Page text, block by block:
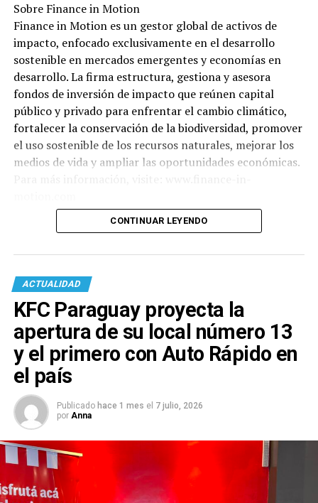
Sobre Finance in Motion
Finance in Motion es un gestor global de activos de
impacto, enfocado exclusivamente en el desarrollo
sostenible en mercados emergentes y economías en
desarrollo. La firma estructura, gestiona y asesora
fondos de inversión de impacto que reúnen capital
público y privado para enfrentar el cambio climático,
fortalecer la conservación de la biodiversidad, promover
el uso sostenible de los recursos naturales, mejorar los
medios de vida y ampliar las oportunidades económicas.
CONTINUAR LEYENDO
ACTUALIDAD
KFC Paraguay proyecta la
apertura de su local número 13
y el primero con Auto Rápido en
el país
Publicado hace 1 mes el 7 julio, 2026
por Anna